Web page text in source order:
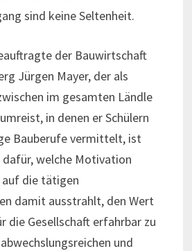
sind keine Seltenheit.
der Bauwirtschaft
Jürgen Mayer, der als
im gesamten Ländle
in denen er Schülern
Bauberufe vermittelt, ist
welche Motivation
die tätigen
damit ausstrahlt, den Wert
die Gesellschaft erfahrbar zu
und